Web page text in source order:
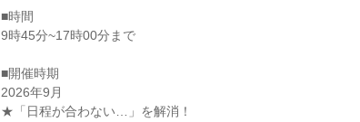
■時間
9時45分~17時00分まで
■開催時期
2026年9月
★「日程が合わない…」を解消！